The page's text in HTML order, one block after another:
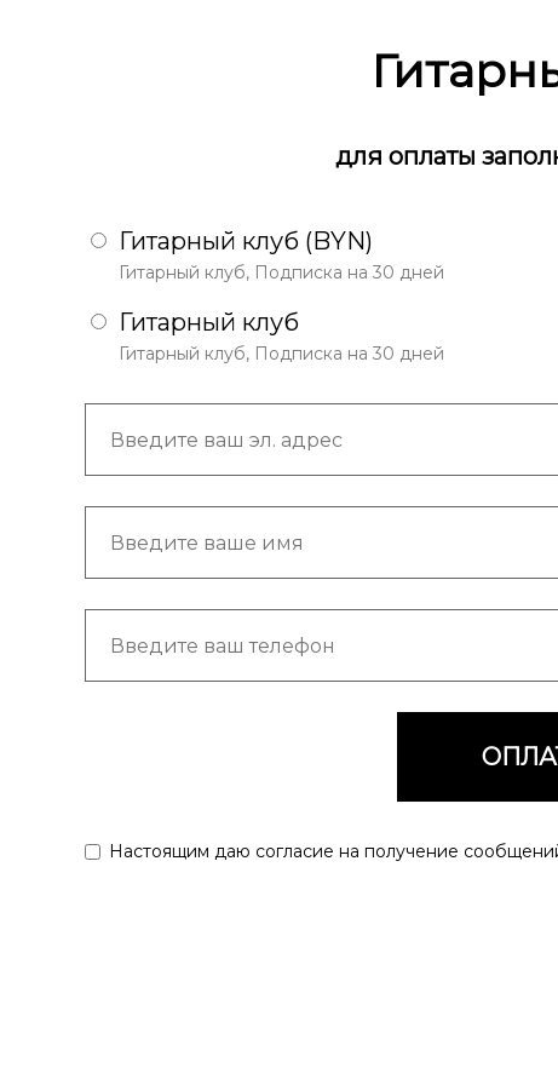
для оплаты
Гитарный клуб (BYN)
Гитарный клуб, Подписка на 30 дней
Гитарный клуб
Гитарный клуб, Подписка на 30 дней
Настоящим даю согласие на получение